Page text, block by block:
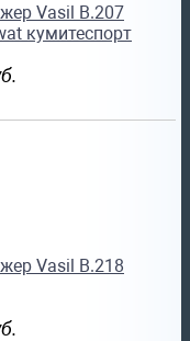
Vasil B.207
кумитеспорт
Vasil B.218